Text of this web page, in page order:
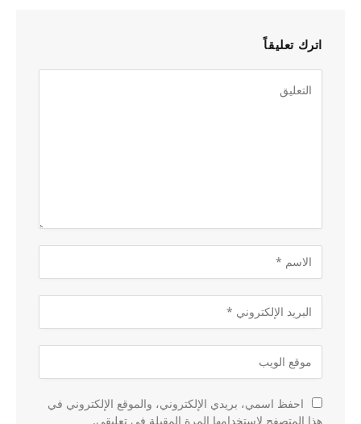
اترك تعليقاً
احفظ اسمي، بريدي الإلكتروني، والموقع الإلكتروني في
هذا المتصفح لاستخدامها المرة المقبلة في تعليقي.